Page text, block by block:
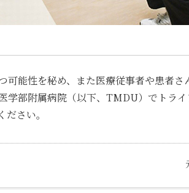
能性を秘め、また医療従事者や患者
学部附属病院（以下、TMDU）でトラ
さい。